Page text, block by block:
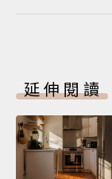
延伸閱讀